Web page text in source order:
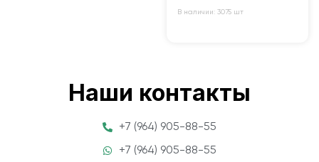
В наличии: 3075 шт
Наши контакты
+7 (964) 905-88-55
+7 (964) 905-88-55